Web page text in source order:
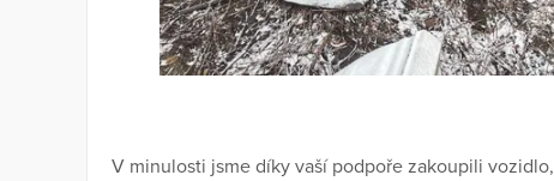
V minulosti jsme díky vaší podpoře zakoupili